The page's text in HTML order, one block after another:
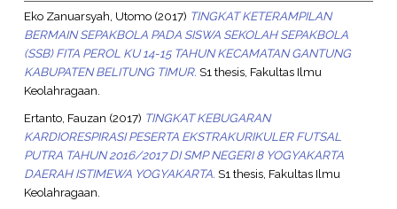
Eko Zanuarsyah, Utomo(2017) TINGKAT KETERAMPILAN
BERMAIN SEPAKBOLA PADA SISWA SEKOLAH SEPAKBOLA
(SSB) FITA PEROL KU 14-15 TAHUN KECAMATAN GANTUNG
KABUPATEN BELITUNG TIMUR. S1 thesis, Fakultas Ilmu
Keolahragaan.
Ertanto, Fauzan (2017) TINGKAT KEBUGARAN
KARDIORESPIRASI PESERTA EKSTRAKURIKULER FUTSAL
PUTRA TAHUN 2016/2017 DI SMP NEGERI 8 YOGYAKARTA
DAERAH ISTIMEWA YOGYAKARTA. S1 thesis, Fakultas Ilmu
Keolahragaan.